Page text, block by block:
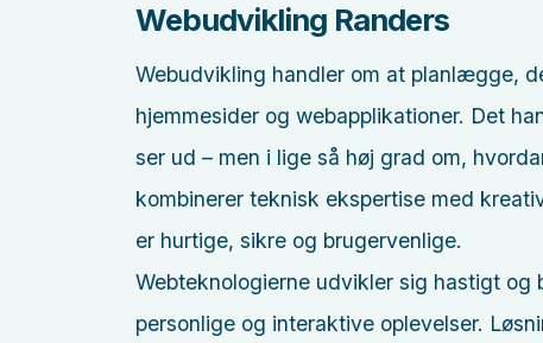
Webudvikling Randers
Webudvikling handler om at planlægge,
hjemmesider og webapplikationer. Det
ser ud – men i lige så høj grad om,
kombinerer teknisk ekspertise med
er hurtige, sikre og brugervenlige.
Webteknologierne udvikler sig hastigt
personlige og interaktive oplevelser.